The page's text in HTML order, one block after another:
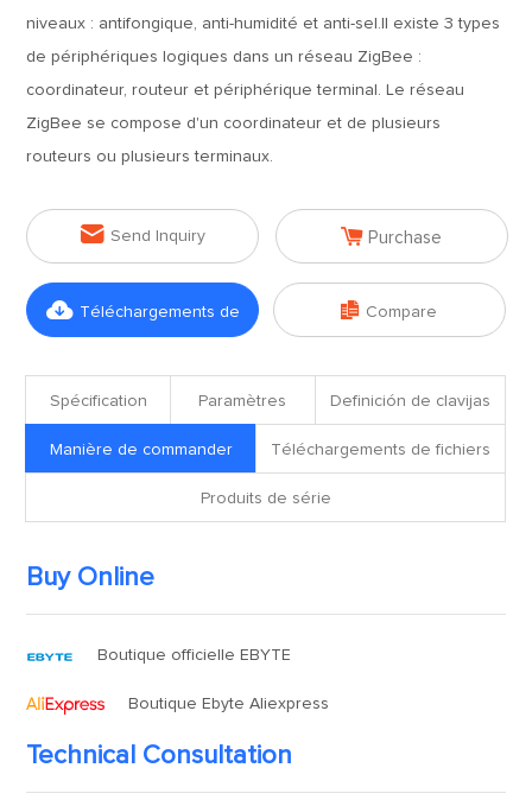
niveaux : antifongique, anti-humidité et anti-sel.Il existe 3 types
de périphériques logiques dans un réseau ZigBee :
coordinateur, routeur et périphérique terminal. Le réseau
ZigBee se compose d'un coordinateur et de plusieurs
routeurs ou plusieurs terminaux.
 Send Inquiry  Purchase
 Téléchargements de  Compare
Spécification Paramètres Definición de clavijas
Manière de commander Téléchargements de fichiers
Produits de série
Buy Online
Boutique officielle EBYTE
Boutique Ebyte Aliexpress
Technical Consultation